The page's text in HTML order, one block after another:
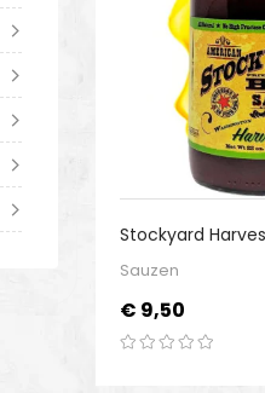
Stockyard
Sauce
Sauzen
Prijs
€ 9,50